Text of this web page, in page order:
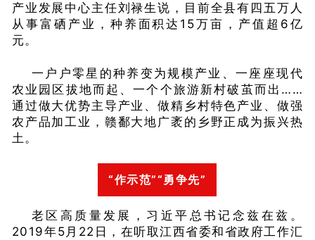
产业发展中心主任刘禄生说，目前全县有四五万人
从事富硒产业，种养面积达15万亩，产值超6亿
元。
一户户零星的种养变为规模产业、一座座现代
农业园区拔地而起、一个个旅游新村破茧而出……
通过做大优势主导产业、做精乡村特色产业、做强
农产品加工业，赣鄱大地广袤的乡野正成为振兴热
土。
“作示范”“勇争先”
老区高质量发展，习近平总书记念兹在兹。
2019年5月22日，在听取江西省委和省政府工作汇